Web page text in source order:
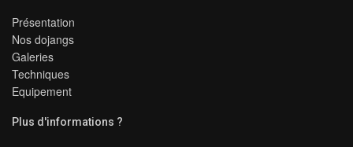
Présentation
Nos dojangs
Galeries
Techniques
Equipement
Plus d'informations ?